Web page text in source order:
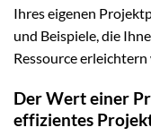
Ihres eigenen
und Beispiele, die
Ressource erleichtern
Der Wert einer
effizientes